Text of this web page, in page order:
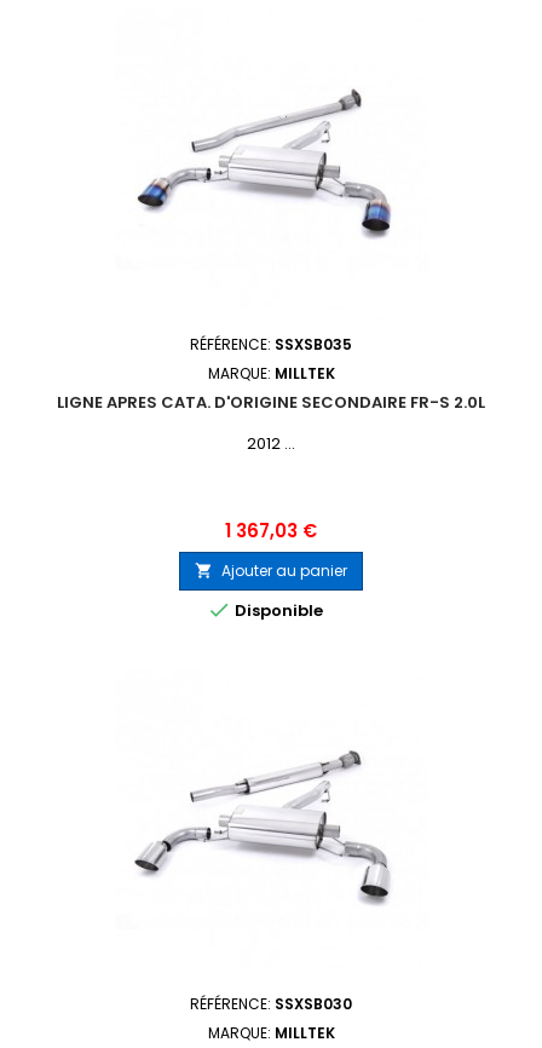
RÉFÉRENCE: SSXSB035
MARQUE: MILLTEK
LIGNE APRES CATA. D'ORIGINE SECONDAIRE FR-S 2.0L
2012 ...
Prix
1 367,03 €
 Ajouter au panier
 Disponible
RÉFÉRENCE: SSXSB030
MARQUE: MILLTEK